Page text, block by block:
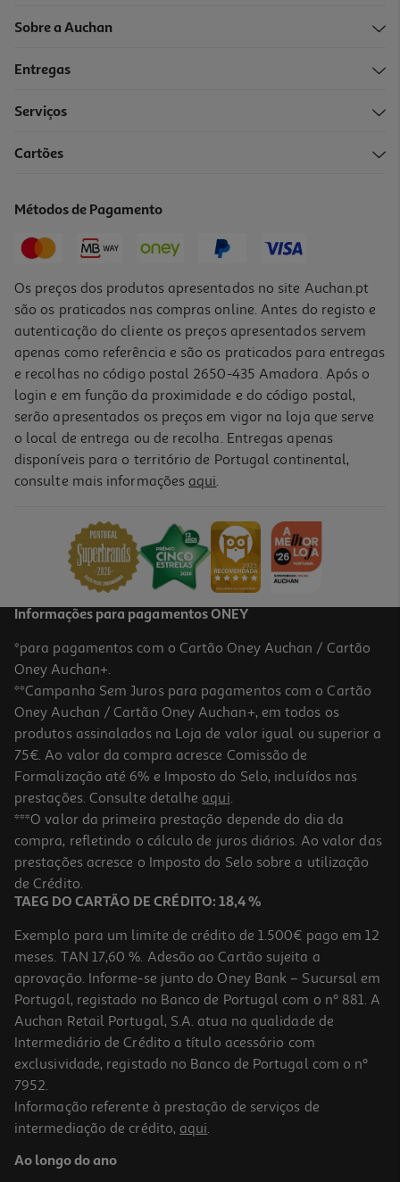
Sobre a Auchan
Entregas
Serviços
Cartões
Métodos de Pagamento
Os preços dos produtos apresentados no site Auchan.pt
são os praticados nas compras online. Antes do registo e
autenticação do cliente os preços apresentados servem
apenas como referência e são os praticados para entregas
e recolhas no código postal 2650-435 Amadora. Após o
login e em função da proximidade e do código postal,
serão apresentados os preços em vigor na loja que serve
o local de entrega ou de recolha. Entregas apenas
disponíveis para o território de Portugal continental,
consulte mais informações aqui.
Informações para pagamentos ONEY
*para pagamentos com o Cartão Oney Auchan / Cartão
Oney Auchan+.
**Campanha Sem Juros para pagamentos com o Cartão
Oney Auchan / Cartão Oney Auchan+, em todos os
produtos assinalados na Loja de valor igual ou superior a
75€. Ao valor da compra acresce Comissão de
Formalização até 6% e Imposto do Selo, incluídos nas
prestações. Consulte detalhe aqui.
***O valor da primeira prestação depende do dia da
compra, refletindo o cálculo de juros diários. Ao valor das
prestações acresce o Imposto do Selo sobre a utilização
de Crédito.
TAEG DO CARTÃO DE CRÉDITO: 18,4 %
Exemplo para um limite de crédito de 1.500€ pago em 12
meses. TAN 17,60 %. Adesão ao Cartão sujeita a
aprovação. Informe-se junto do Oney Bank – Sucursal em
Portugal, registado no Banco de Portugal com o nº 881. A
Auchan Retail Portugal, S.A. atua na qualidade de
Intermediário de Crédito a título acessório com
exclusividade, registado no Banco de Portugal com o nº
7952.
Informação referente à prestação de serviços de
intermediação de crédito, aqui.
Ao longo do ano